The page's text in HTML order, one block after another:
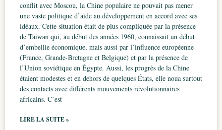
conflit avec Moscou, la Chine populaire ne pouvait pas mener
une vaste politique d’aide au développement en accord avec ses
idéaux. Cette situation était de plus compliquée par la présence
de Taiwan qui, au début des années 1960, connaissait un début
d’embellie économique, mais aussi par l’influence européenne
(France, Grande-Bretagne et Belgique) et par la présence de
l’Union soviétique en Égypte. Aussi, les progrès de la Chine
étaient modestes et en dehors de quelques États, elle noua surtout
des contacts avec différents mouvements révolutionnaires
africains. C’est
LIRE LA SUITE »